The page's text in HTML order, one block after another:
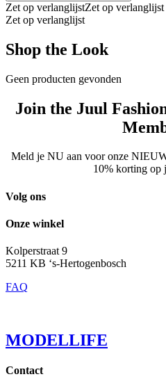
Zet op verlanglijstZet op verlanglijst
Zet op verlanglijst
Shop the Look
Geen producten gevonden
Join the Juul
Meld je NU aan voor onze
10% korting op
Volg ons
Onze winkel
Kolperstraat 9
5211 KB ‘s-Hertogenbosch
FAQ
MODELLIFE
Contact